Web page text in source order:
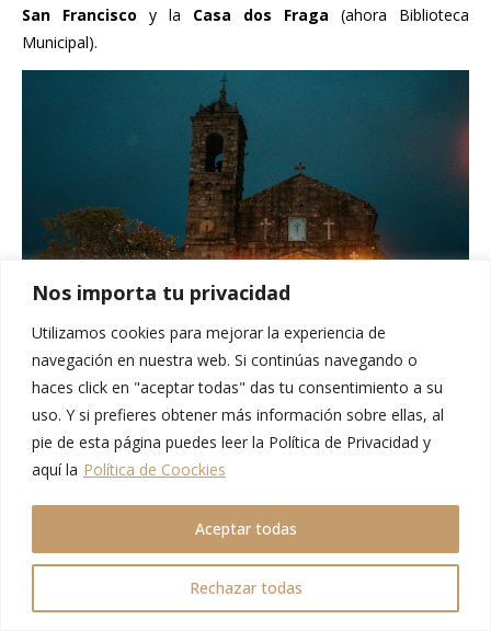
Nos importa tu privacidad
Utilizamos cookies para mejorar la experiencia de
navegación en nuestra web. Si continúas navegando o
haces click en "aceptar todas" das tu consentimiento a su
uso. Y si prefieres obtener más información sobre ellas, al
pie de esta página puedes leer la Política de Privacidad y
aquí la Política de Coockies
Rechazar todas
Aceptar todas
San Francisco y la Casa dos Fraga (ahora Biblioteca
Municipal).
Siguiendo hacia el norte, enseguida se encuentra el Pazo
Bazán. Que antiguamente perteneció a la familia de la
escritora. Aunque en la actualidad esel Parador de Turismo
Y terminar la visita llegando hastael Pazo Fefiñans. Uno de
los más importantes que ver en Cambados, que comenzó a
construirse en el s. XVI y que alberga una bodega.
Y, ahora sí, ¡¡a disfrutar del vino!!
¿Qué bodegas visitar en Cambados?